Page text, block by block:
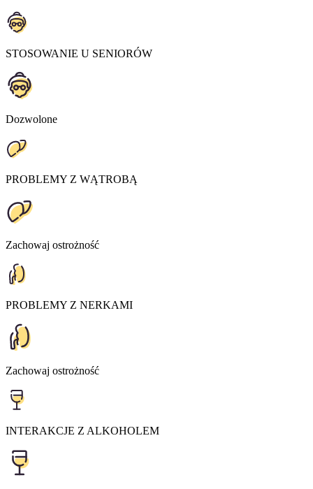
STOSOWANIE U SENIORÓW
Dozwolone
PROBLEMY Z WĄTROBĄ
Zachowaj ostrożność
PROBLEMY Z NERKAMI
Zachowaj ostrożność
INTERAKCJE Z ALKOHOLEM